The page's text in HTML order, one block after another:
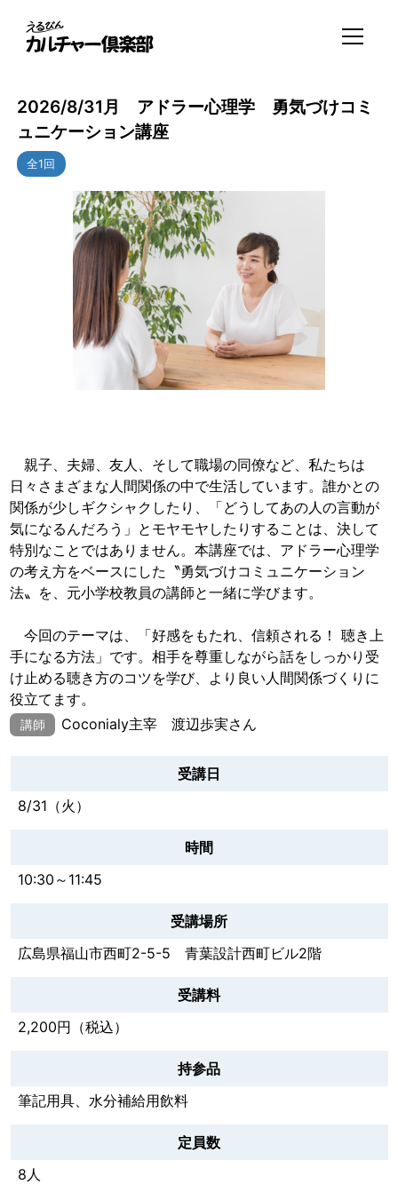
2026/8/31月 アドラー心理学 勇気づけコミ
ュニケーション講座
全1回
親子、夫婦、友人、そして職場の同僚など、私たちは
日々さまざまな人間関係の中で生活しています。誰かとの
関係が少しギクシャクしたり、「どうしてあの人の言動が
気になるんだろう」とモヤモヤしたりすることは、決して
特別なことではありません。本講座では、アドラー心理学
の考え方をベースにした〝勇気づけコミュニケーション
法〟を、元小学校教員の講師と一緒に学びます。
今回のテーマは、「好感をもたれ、信頼される！ 聴き上
手になる方法」です。相手を尊重しながら話をしっかり受
け止める聴き方のコツを学び、より良い人間関係づくりに
役立てます。
講師 Coconialy主宰 渡辺歩実さん
受講日
8/31（火）
時間
10:30～11:45
受講場所
広島県福山市西町2-5-5 青葉設計西町ビル2階
受講料
2,200円（税込）
持参品
筆記用具、水分補給用飲料
定員数
8人